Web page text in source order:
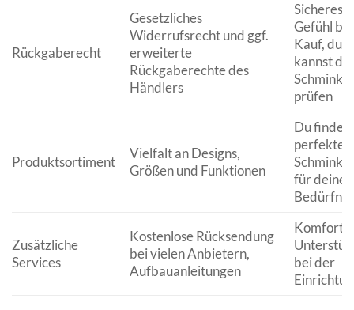
Rückgaberecht
Gesetzliches
Widerrufsrecht und ggf.
erweiterte
Rückgaberechte des
Händlers
Sicheres
Gefühl
Kauf, du
kannst
prüfen
Produktsortiment
Vielfalt an Designs,
Größen und Funktionen
Du
perfekten
für deine
Zusätzliche
Services
Kostenlose Rücksendung
bei vielen Anbietern,
Aufbauanleitungen
Komfort
bei der